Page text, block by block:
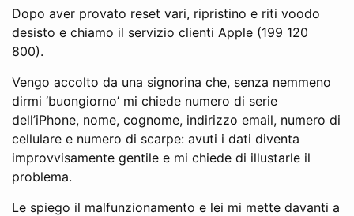
Dopo aver provato reset vari, ripristino e riti voodo
desisto e chiamo il servizio clienti Apple (199 120
800).
Vengo accolto da una signorina che, senza nemmeno
dirmi ‘buongiorno’ mi chiede numero di serie
dell’iPhone, nome, cognome, indirizzo email, numero di
cellulare e numero di scarpe: avuti i dati diventa
improvvisamente gentile e mi chiede di illustarle il
problema.
Le spiego il malfunzionamento e lei mi mette davanti a